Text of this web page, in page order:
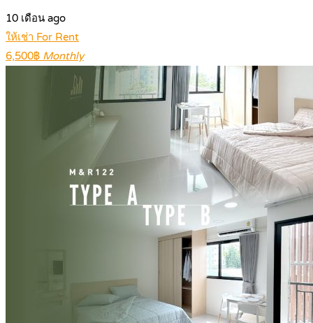
10 เดือน ago
ให้เช่า For Rent
6,500฿ Monthly